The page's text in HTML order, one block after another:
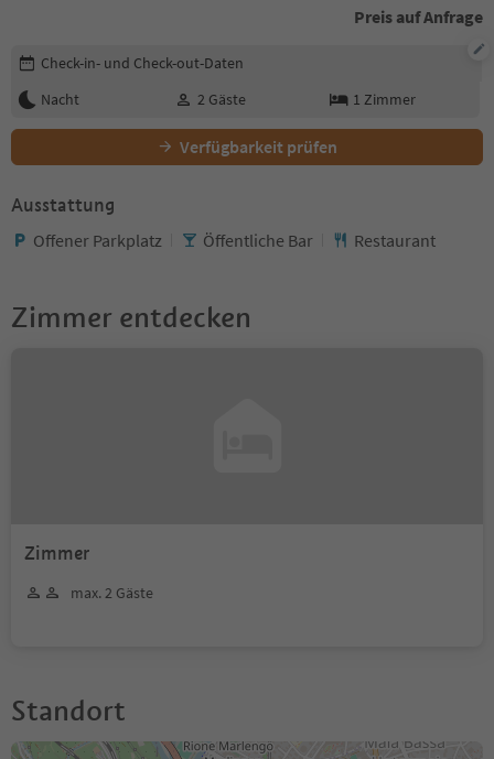
Preis auf Anfrage
Buchungsdetails bearbeiten
Check-in- und Check-out-Daten
Nacht
2 Gäste 1 Zimmer
Verfügbarkeit prüfen
Ausstattung
Offener Parkplatz Öffentliche Bar Restaurant
Zimmer entdecken
Zimmer
max. 2 Gäste
Standort